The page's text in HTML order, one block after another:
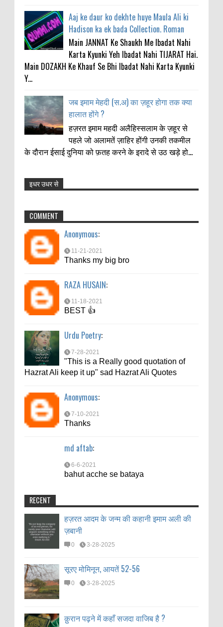
Aaj ke daur ko dekhte huye Maula Ali ki
Hadison ka ek bada Collection. Roman
Main JANNAT Ke Shaukh Me Ibadat Nahi
Karta Kyunki Yeh Ibadat Nahi TIJARAT Hai.
Main DOZAKH Ke Khauf Se Bhi Ibadat Nahi Karta Kyunki
Y...
जब इमाम मेहदी (स.अ) का ज़हूर होगा तक क्या
हालात होंगे ?
हज़रत इमाम महदी अलैहिस्सलाम के ज़हूर से
पहले जो अलामतें ज़ाहिर होंगी उनकी तकमील
के दौरान ईसाई दुनिया को फ़तह करने के इरादे से उठ खड़े हो...
Anonymous:
RAZA HUSAIN
11-18-2021
BEST 👍
Urdu Poetry:
7-28-2021
"This is a Really good quotation of
Anonymous:
7-10-2021
Thanks
md aftab:
6-6-2021
इधर उधर से
COMMENT
Anonymous:
11-21-2021
Thanks my big bro
RAZA HUSAIN:
11-18-2021
BEST 👍
Urdu Poetry:
7-28-2021
"This is a Really good quotation of
Hazrat Ali keep it up" sad Hazrat Ali Quotes
Anonymous:
7-10-2021
Thanks
md aftab:
6-6-2021
bahut acche se bataya
RECENT
हज़रत आदम के जन्म की कहानी इमाम अली की
ज़बानी
0 3-28-2025
सूरए मोमिनून, आयतें 52-56
0 3-28-2025
क़ुरान पढ़ने में कहाँ सजदा वाजिब है ?